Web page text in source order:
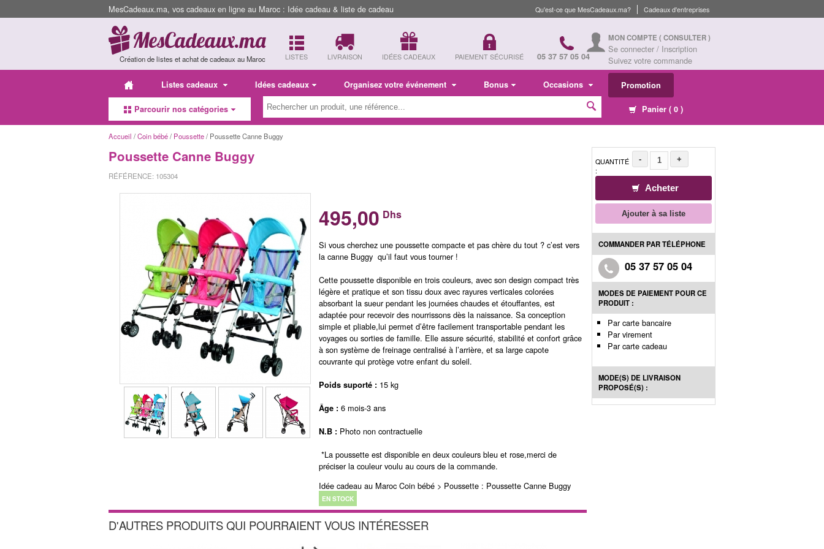
MesCadeaux.ma, vos cadeaux en ligne au Maroc : Idée cadeau & liste de cadeau Cadeaux d'entreprises
Qu'est-ce que MesCadeaux.ma?
Création de listes et achat de cadeaux au Maroc LISTES LIVRAISON IDÉES CADEAUX PAIEMENT SÉCURISÉ 05 37 57 05 04
MON COMPTE ( CONSULTER )
Se connecter / Inscription
Suivez votre commande
Listes cadeaux Idées cadeaux Organisez votre événement Bonus Occasions Promotion
Parcourir nos catégories Panier ( 0 )
Accueil /Coin bébé/ Poussette/ Poussette Canne Buggy
Poussette Canne Buggy
RÉFÉRENCE: 105304
495,00 Dhs
Si vous cherchez une poussette compacte et pas chère du tout ? c’est vers
la canne Buggy qu’il faut vous tourner !
Cette poussette disponible en trois couleurs, avec son design compact très
légère et pratique et son tissu doux avec rayures verticales colorées
absorbant la sueur pendant les journées chaudes et étouffantes, est
adaptée pour recevoir des nourrissons dès la naissance. Sa conception
simple et pliable,lui permet d’être facilement transportable pendant les
voyages ou sorties de famille. Elle assure sécurité, stabilité et confort grâce
à son système de freinage centralisé à l’arrière, et sa large capote
couvrante qui protège votre enfant du soleil.
Poids suporté : 15 kg
Âge : 6 mois-3 ans
N.B : Photo non contractuelle
*La poussette est disponible en deux couleurs bleu et rose,merci de
préciser la couleur voulu au cours de la commande.
Idée cadeau au Maroc Coin bébé > Poussette : Poussette Canne Buggy
EN STOCK
D'AUTRES PRODUITS QUI POURRAIENT VOUS INTÉRESSER
QUANTITÉ
:
- +
Acheter
Ajouter à sa liste
COMMANDER PAR TÉLÉPHONE
05 37 57 05 04
MODES DE PAIEMENT POUR CE
PRODUIT :
Par carte bancaire
Par virement
Par carte cadeau
MODE(S) DE LIVRAISON
PROPOSÉ(S) :